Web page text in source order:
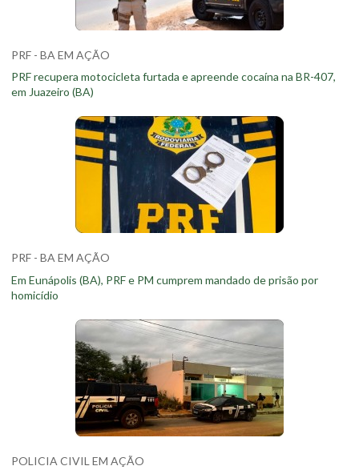
PRF - BA EM AÇÃO
PRF recupera motocicleta furtada e apreende cocaína na BR-407,
em Juazeiro (BA)
PRF - BA EM AÇÃO
Em Eunápolis (BA), PRF e PM cumprem mandado de prisão por
homicídio
POLICIA CIVIL EM AÇÃO